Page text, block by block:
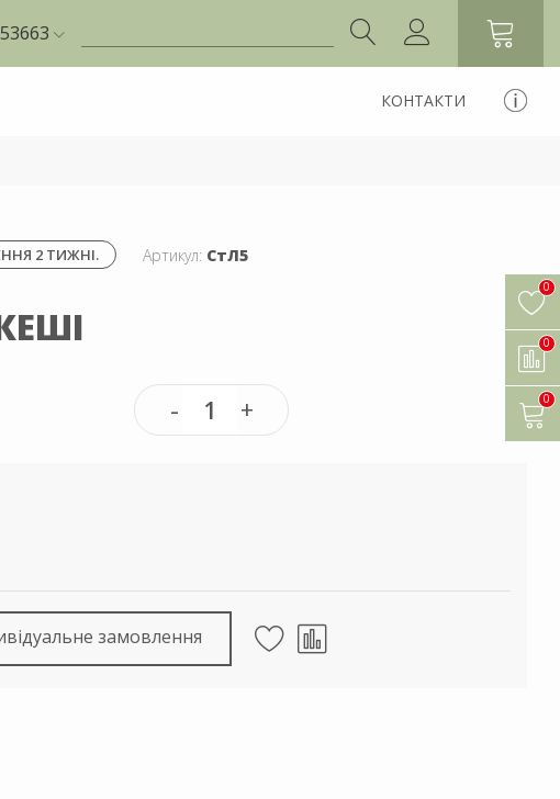
КОНТАКТИ
2 ТИЖНІ. Артикул: СтЛ5
замовлення
0
0
0